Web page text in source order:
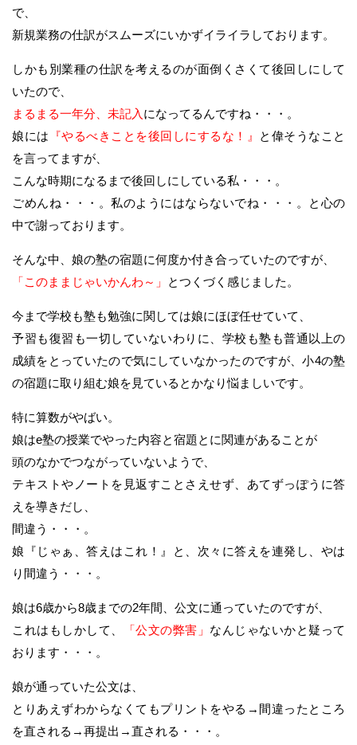
で、
新規業務の仕訳がスムーズにいかずイライラしております。
しかも別業種の仕訳を考えるのが面倒くさくて後回しにして
いたので、
まるまる一年分、未記入 になってるんですね・・・。
娘には 『やるべきことを後回しにするな！』
と偉そうなこと
を言ってますが、
こんな時期になるまで後回しにしている私・・・。
ごめんね・・・。私のようにはならないでね・・・。と心の
中で謝っております。
そんな中、娘の塾の宿題に何度か付き合っていたのですが、
「このままじゃいかんわ～」
とつくづく感じました。
今まで学校も塾も勉強に関しては娘にほぼ任せていて、
予習も復習も一切していないわりに、学校も塾も普通以上の
成績をとっていたので気にしていなかったのですが、小4の塾
の宿題に取り組む娘を見ているとかなり悩ましいです。
特に算数がやばい。
娘はe塾の授業でやった内容と宿題とに関連があることが
頭のなかでつながっていないようで、
テキストやノートを見返すことさえせず、あてずっぽうに答
えを導きだし、
間違う・・・。
娘『じゃぁ、答えはこれ！』と、次々に答えを連発し、やは
り間違う・・・。
娘は6歳から8歳までの2年間、公文に通っていたのですが、
これはもしかして、
「公文の弊害」 なんじゃないかと疑って
おります・・・。
娘が通っていた公文は、
とりあえずわからなくてもプリントをやる→間違ったところ
を直される→再提出→直される・・・。